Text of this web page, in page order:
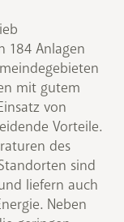
184 Anlagen
mit gutem
von
Vorteile.
des
sind
liefern auch
Neben